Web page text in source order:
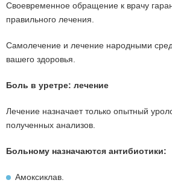
Своевременное обращение к врачу
правильного лечения.
Самолечение и лечение народными
вашего здоровья.
Боль в уретре: лечение
Лечение назначает только опытный
полученных анализов.
Больному назначаются антибиотики:
Амоксиклав.